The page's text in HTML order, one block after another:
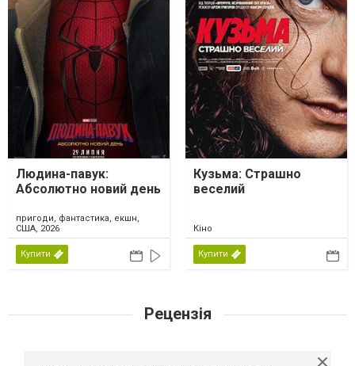
Людина-павук:
Абсолютно новий день
пригоди, фантастика, екшн,
США, 2026
Купити
Кузьма: Страшно
веселий
Кіно
Купити
Рецензія